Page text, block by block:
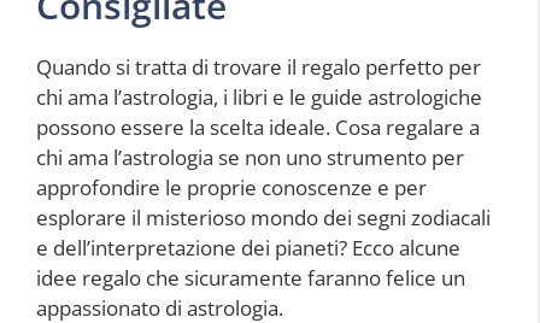
Quando si tratta di trovare il regalo perfetto per
chi ama l’astrologia, i libri e le guide astrologiche
possono essere la scelta ideale. Cosa regalare a
chi ama l’astrologia se non uno strumento per
approfondire le proprie conoscenze e per
esplorare il misterioso mondo dei segni zodiacali
e dell’interpretazione dei pianeti? Ecco alcune
idee regalo che sicuramente faranno felice un
appassionato di astrologia.